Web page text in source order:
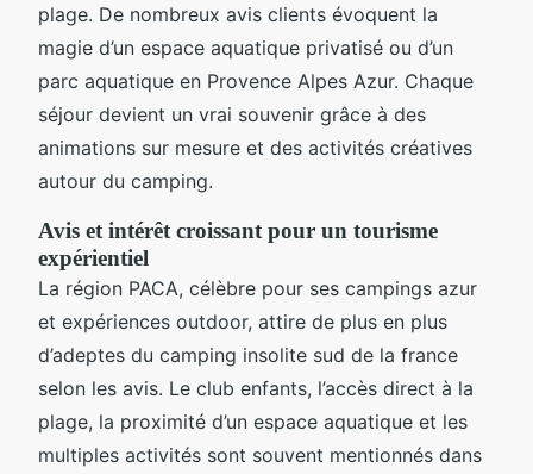
plage. De nombreux avis clients évoquent la
magie d’un espace aquatique privatisé ou d’un
parc aquatique en Provence Alpes Azur. Chaque
séjour devient un vrai souvenir grâce à des
animations sur mesure et des activités créatives
autour du camping.
Avis et intérêt croissant pour un tourisme
expérientiel
La région PACA, célèbre pour ses campings azur
et expériences outdoor, attire de plus en plus
d’adeptes du camping insolite sud de la france
selon les avis. Le club enfants, l’accès direct à la
plage, la proximité d’un espace aquatique et les
multiples activités sont souvent mentionnés dans